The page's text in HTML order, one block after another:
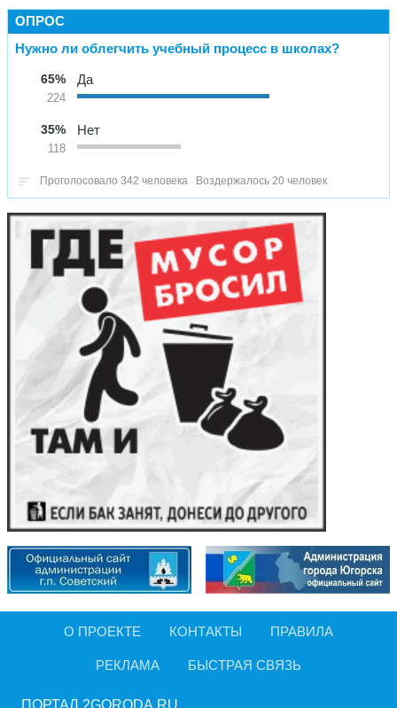
ОПРОС
Нужно ли облегчить учебный процесс в школах?
65%
224
Да
35%
118
Нет
Проголосовало 342 человека Воздержалось 20 человек
О ПРОЕКТЕ КОНТАКТЫ ПРАВИЛА
РЕКЛАМА БЫСТРАЯ СВЯЗЬ
ПОРТАЛ 2GORODA.RU